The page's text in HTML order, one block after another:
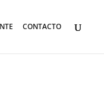
CONTACTO